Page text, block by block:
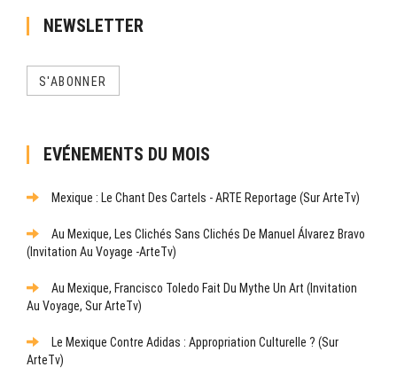
NEWSLETTER
S'ABONNER
EVÉNEMENTS DU MOIS
Mexique : Le Chant Des Cartels - ARTE Reportage (sur ArteTv)
Au Mexique, Les Clichés Sans Clichés De Manuel Álvarez Bravo
(Invitation Au Voyage -ArteTv)
Au Mexique, Francisco Toledo Fait Du Mythe Un Art (Invitation
Au Voyage, Sur ArteTv)
Le Mexique Contre Adidas : Appropriation Culturelle ? (sur
ArteTv)